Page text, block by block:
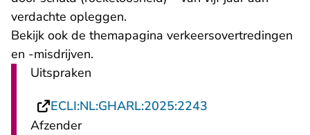
verdachte opleggen.
Bekijk ook de themapagina verkeersovertredingen
en -misdrijven.
Uitspraken
ECLI:NL:GHARL:2025:2243
Afzender